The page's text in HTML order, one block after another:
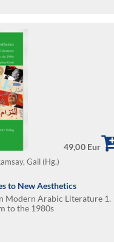
49,00 Eur
Gail (Hg.)
to New Aesthetics
Modern Arabic Literature 1.
to the 1980s